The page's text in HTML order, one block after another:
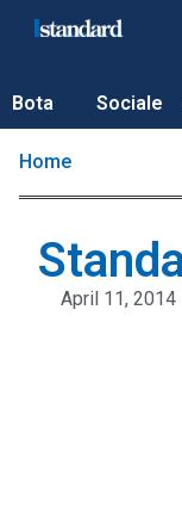
Bota Sociale
Home
April 11, 2014